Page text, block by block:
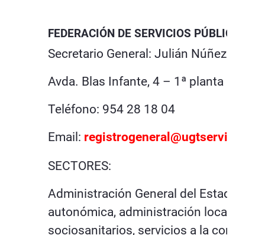
FEDERACIÓN DE SERVICIOS PÚBLICOS
Secretario General: Julián Núñez Urbina
Avda. Blas Infante, 4 – 1ª planta
Teléfono: 954 28 18 04
Email:
SECTORES:
Administración General del Estado,
autonómica, administración local,
sociosanitarios, servicios a la